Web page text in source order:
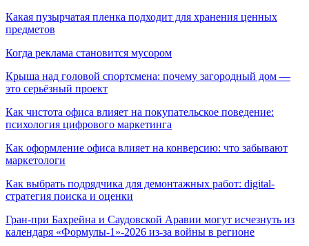
Какая пузырчатая пленка подходит для хранения ценных
предметов
Когда реклама становится мусором
Крыша над головой спортсмена: почему загородный дом —
это серьёзный проект
Как чистота офиса влияет на покупательское поведение:
психология цифрового маркетинга
Как оформление офиса влияет на конверсию: что забывают
маркетологи
Как выбрать подрядчика для демонтажных работ: digital-
стратегия поиска и оценки
Гран-при Бахрейна и Саудовской Аравии могут исчезнуть из
календаря «Формулы-1»-2026 из-за войны в регионе